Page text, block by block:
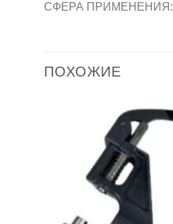
СФЕРА ПРИМЕНЕНИЯ:
ПОХОЖИЕ